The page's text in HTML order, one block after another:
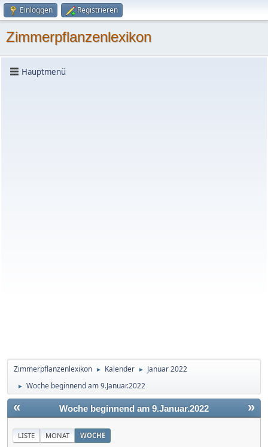
Einloggen Registrieren
Zimmerpflanzenlexikon
Hauptmenü
Zimmerpflanzenlexikon ► Kalender ► Januar 2022
► Woche beginnend am 9.Januar.2022
« »
Woche beginnend am 9.Januar.2022
LISTE MONAT WOCHE